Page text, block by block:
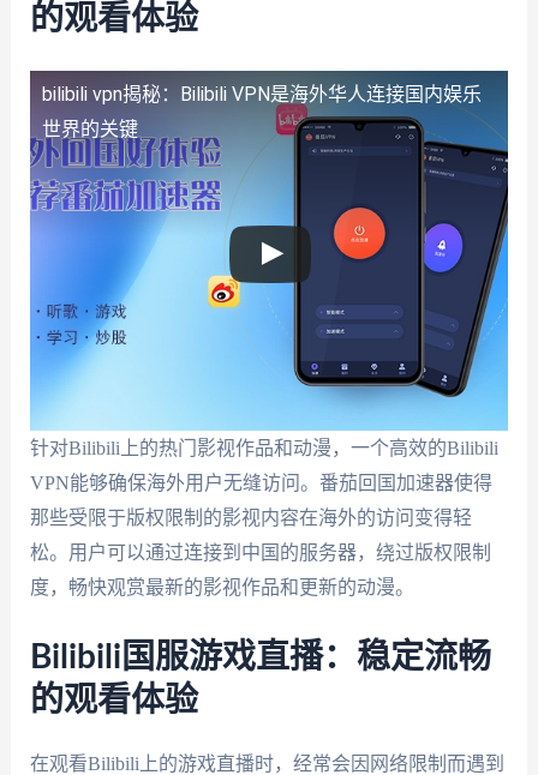
的观看体验
bilibili vpn揭秘：Bilibili VPN是海外华人连接国内娱乐
世界的关键
针对Bilibili上的热门影视作品和动漫，一个高效的Bilibili
VPN能够确保海外用户无缝访问。番茄回国加速器使得
那些受限于版权限制的影视内容在海外的访问变得轻
松。用户可以通过连接到中国的服务器，绕过版权限制
度，畅快观赏最新的影视作品和更新的动漫。
Bilibili国服游戏直播：稳定流畅
的观看体验
在观看Bilibili上的游戏直播时，经常会因网络限制而遇到